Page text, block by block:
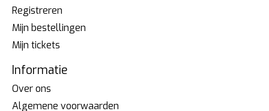
Registreren
Mijn bestellingen
Mijn tickets
Informatie
Over ons
Algemene voorwaarden